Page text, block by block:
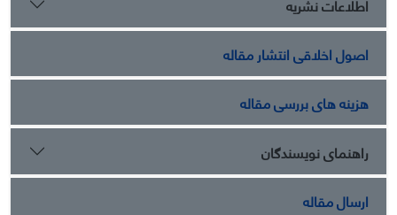
بازاریابی سبز مهاجرانی (1394)، قصد خرید سبز هانگ و همکاران
(2014) و پرسشنامه مصرف پایدار لوچیک (2011) می‌باشد. نتایج
پژوهش نشان داد که هر 4 فرضیه فرعی پذیرفته شدند، در نتیجه
فرضیه اصلی نیز پذیرفته می‌شود و آمیخته بازاریابی سبز بر مصرف
پایدار با نقش میانجی خرید سبز دانشجویان دانشگاه آزاد اسلامی
واحد شهرکرد تأثیر مثبت معناداری دارد.
اصول اخلاقی انتشار مقاله
هزینه های بررسی مقاله
راهنمای نویسندگان
ارسال مقاله